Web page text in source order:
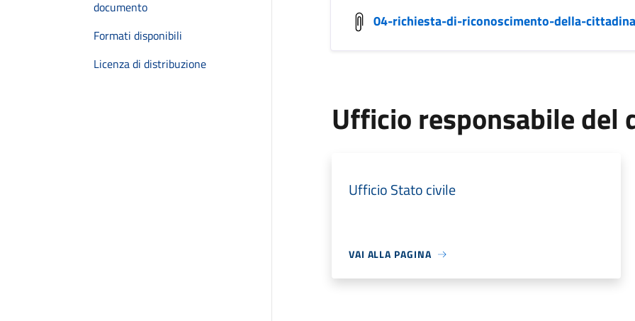
documento
Formati disponibili
Licenza di distribuzione
04-richiesta-di-riconoscimento-della-
Ufficio responsabile del
Ufficio Stato civile
VAI ALLA PAGINA